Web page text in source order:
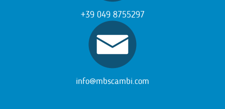
+39 049 8755297
info@mbscambi.com